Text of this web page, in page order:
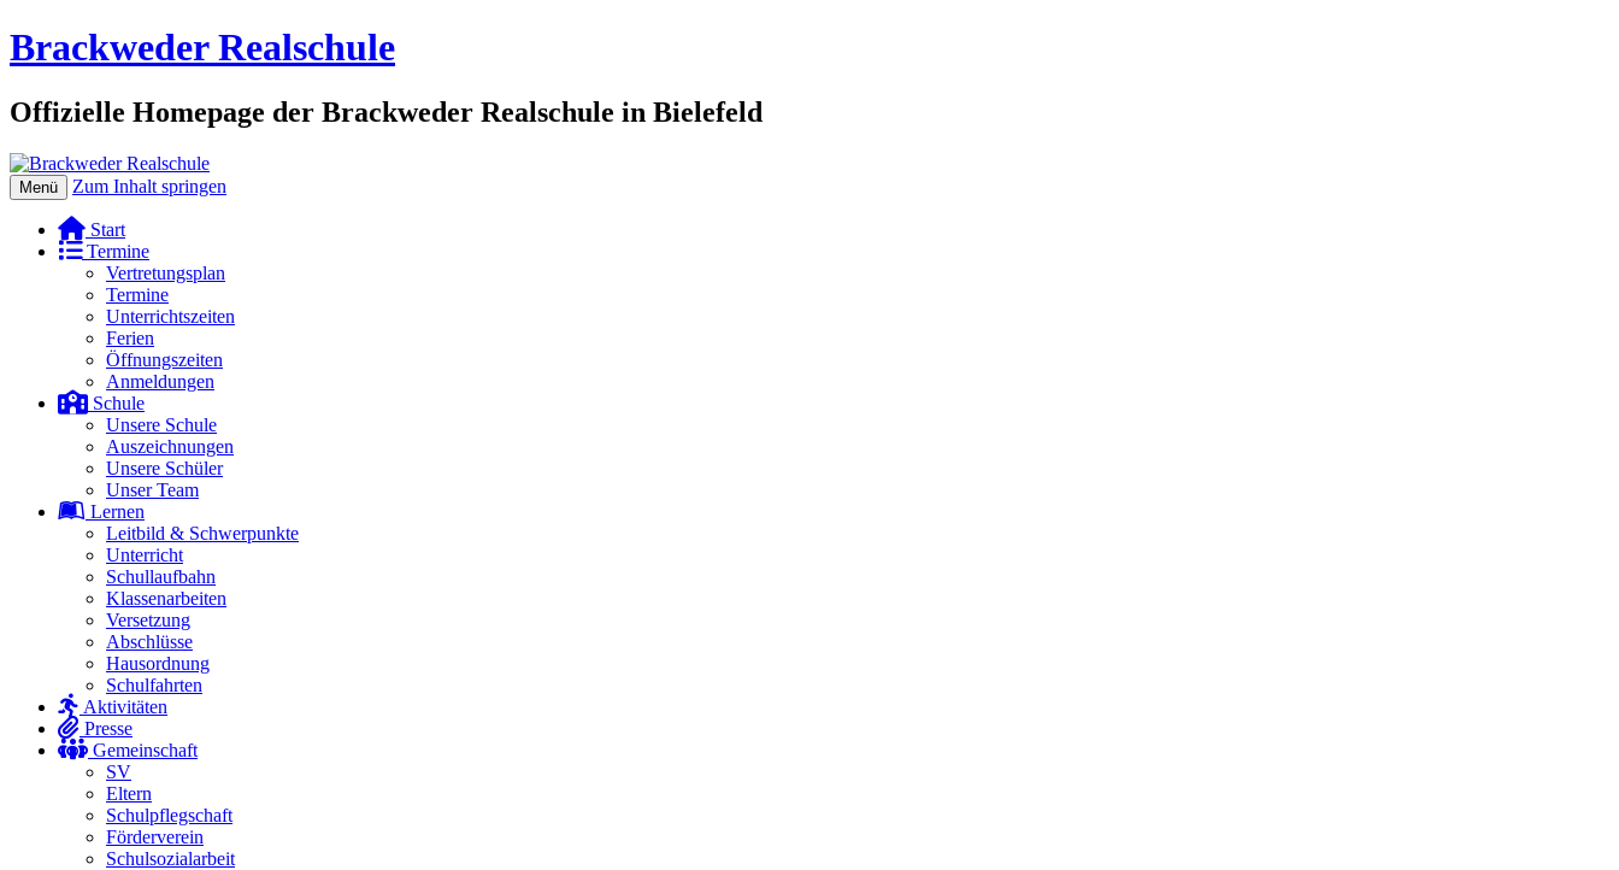
Brackweder Realschule
Offizielle Homepage der Brackweder Realschule in Bielefeld
Menü Zum Inhalt springen
Start
Termine
Vertretungsplan
Termine
Unterrichtszeiten
Ferien
Öffnungszeiten
Anmeldungen
Schule
Unsere Schule
Auszeichnungen
Unsere Schüler
Unser Team
Lernen
Leitbild & Schwerpunkte
Unterricht
Schullaufbahn
Klassenarbeiten
Versetzung
Abschlüsse
Hausordnung
Schulfahrten
Aktivitäten
Presse
Gemeinschaft
SV
Eltern
Schulpflegschaft
Förderverein
Schulsozialarbeit